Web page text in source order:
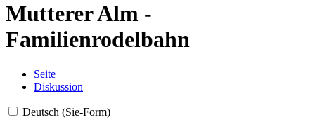
Mutterer Alm -
Familienrodelbahn
Seite
Diskussion
Deutsch (Sie-Form)